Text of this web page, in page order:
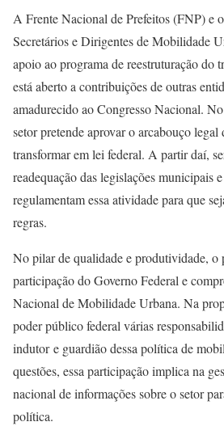
A Frente Nacional de Prefeitos (FNP) e
Secretários e Dirigentes de Mobilidade
apoio ao programa de reestruturação do
está aberto a contribuições de outras
amadurecido ao Congresso Nacional.
setor pretende aprovar o arcabouço legal
transformar em lei federal. A partir daí,
readequação das legislações municipais
regulamentam essa atividade para que
regras.
No pilar de qualidade e produtividade, o
participação do Governo Federal e
Nacional de Mobilidade Urbana. Na
poder público federal várias
indutor e guardião dessa política de
questões, essa participação implica na
nacional de informações sobre o setor
política.